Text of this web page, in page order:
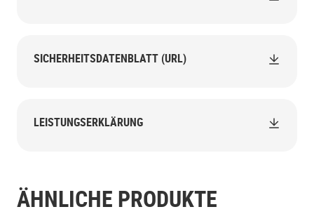
SICHERHEITSDATENBLATT (URL)
LEISTUNGSERKLÄRUNG
ÄHNLICHE PRODUKTE